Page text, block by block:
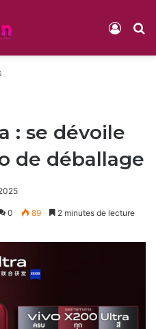
: se dévoile
de déballage
0 89 2 minutes de lecture